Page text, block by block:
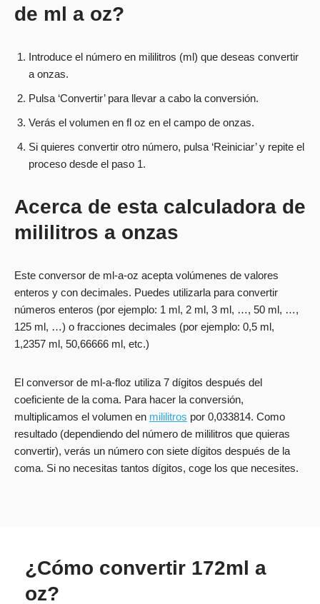
de ml a oz?
Introduce el número en mililitros (ml) que deseas convertir
a onzas.
Pulsa ‘Convertir’ para llevar a cabo la conversión.
Verás el volumen en fl oz en el campo de onzas.
Si quieres convertir otro número, pulsa ‘Reiniciar’ y repite el
proceso desde el paso 1.
Acerca de esta calculadora de
mililitros a onzas
Este conversor de ml-a-oz acepta volúmenes de valores
enteros y con decimales. Puedes utilizarla para convertir
números enteros (por ejemplo: 1 ml, 2 ml, 3 ml, …, 50 ml, …,
125 ml, …) o fracciones decimales (por ejemplo: 0,5 ml,
1,2357 ml, 50,66666 ml, etc.)
El conversor de ml-a-floz utiliza 7 dígitos después del
coeficiente de la coma. Para hacer la conversión,
multiplicamos el volumen en mililitros por 0,033814. Como
resultado (dependiendo del número de mililitros que quieras
convertir), verás un número con siete dígitos después de la
coma. Si no necesitas tantos dígitos, coge los que necesites.
¿Cómo convertir 172ml a
oz?